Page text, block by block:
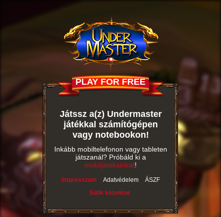
PLAY FOR FREE
Játssz a(z) Undermaster
játékkal számítógépen
vagy notebookon!
Inkább mobiltelefonon vagy tableten
játszanál? Próbáld ki a
mobiljátékainkat!
Impresszum Adatvédelem
ÁSZF
Sütik kezelése